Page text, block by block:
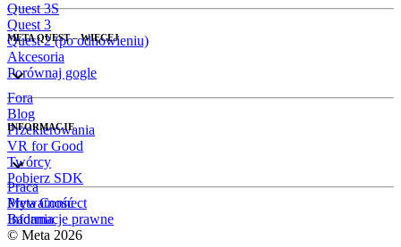
Quest 3S
Quest 3
Quest 2 (po odnowieniu)
Akcesoria
Porównaj gogle
META QUEST – WIĘCEJ
Fora
Blog
Przekierowania
VR for Good
Twórcy
Pobierz SDK
INFORMACJE
Praca
Meta Connect
Badania
Prywatność
Informacje prawne
© Meta 2026